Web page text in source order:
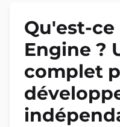
Qu'est-ce
Engine ?
complet